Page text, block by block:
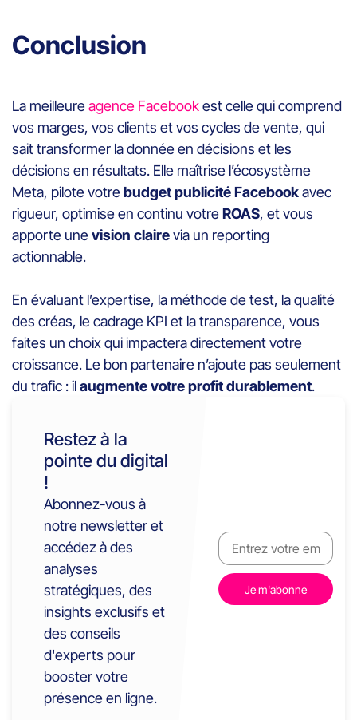
Conclusion
La meilleureagence Facebookest celle qui comprend
vos marges, vos clients et vos cycles de vente, qui
sait transformer la donnée en décisions et les
décisions en résultats. Elle maîtrise l’écosystème
Meta, pilote votrebudget publicité Facebookavec
rigueur, optimise en continu votreROAS, et vous
apporte unevision clairevia un reporting
actionnable.
En évaluant l’expertise, la méthode de test, la qualité
des créas, le cadrage KPI et la transparence, vous
faites un choix qui impactera directement votre
croissance. Le bon partenaire n’ajoute pas seulement
du trafic : ilaugmente votre profit durablement.
Restez à la
pointe du digital
!
Abonnez-vous à
notre newsletter et
accédez à des
analyses
stratégiques, des
insights exclusifs et
des conseils
d'experts pour
booster votre
présence en ligne.